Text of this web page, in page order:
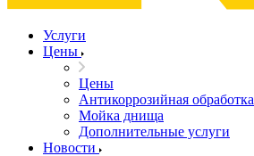
Услуги
Цены
Цены
Антикоррозийная обработка
Мойка днища
Дополнительные услуги
Новости